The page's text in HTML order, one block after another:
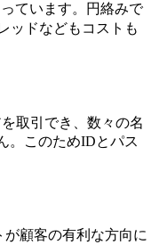
ています。円絡みで
ッドなどもコストも
取引でき、数々の名
。このためIDとパス
顧客の有利な方向に